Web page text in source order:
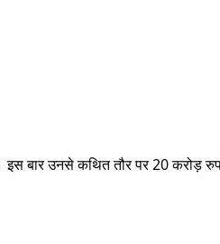
बार उनसे कथित तौर पर 20 करोड़